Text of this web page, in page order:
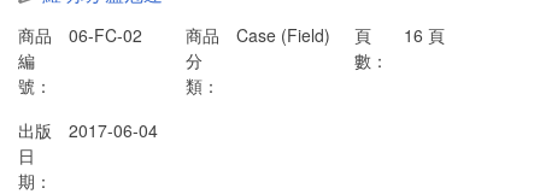
商品
編
號：
06-FC-02
商品
分
類：
Case (Field)
頁
數：
16 頁
出版
日
期：
2017-06-04